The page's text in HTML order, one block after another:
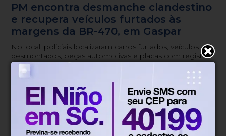
PM encontra desmanche clandestino
e recupera veículos furtados às
margens da BR-470, em Gaspar
No local, policiais localizaram carros furtados, veículos
desmontados, peças automotivas e placas com registro
de furto